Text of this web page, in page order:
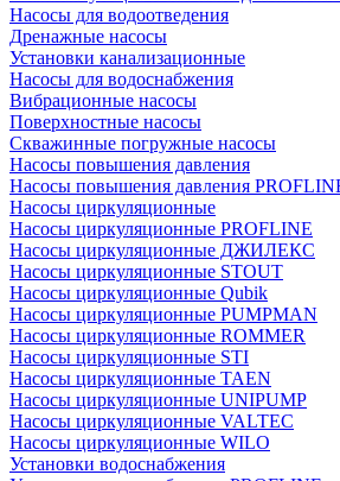
Насосы для водоотведения
Дренажные насосы
Установки канализационные
Насосы для водоснабжения
Вибрационные насосы
Поверхностные насосы
Скважинные погружные насосы
Насосы повышения давления
Насосы повышения давления
Насосы циркуляционные
Насосы циркуляционные PROFLINE
Насосы циркуляционные ДЖИЛЕКС
Насосы циркуляционные STOUT
Насосы циркуляционные Qubik
Насосы циркуляционные PUMPMAN
Насосы циркуляционные ROMMER
Насосы циркуляционные STI
Насосы циркуляционные TAEN
Насосы циркуляционные UNIPUMP
Насосы циркуляционные VALTEC
Насосы циркуляционные WILO
Установки водоснабжения